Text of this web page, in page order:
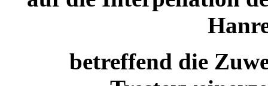
betreffend die